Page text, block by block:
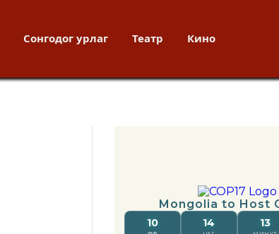
Сонгодог урлаг Театр Кино